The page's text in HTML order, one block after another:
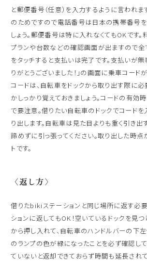
と郵便番号（任意）を入力するように言われま
のためですので電話番号は日本の携帯番号
しょう。郵便番号は特に入れなくてもOKです。
プランや台数などの確認画面が出ますので全
をタッチすると支払いは完了です。支払いが無
りがとうございました！」の画面に乗車コード
コードは、自転車をドックから取り出す際に
かしっかり覚えておきましょう。コードの有効
で要注意。借りたい自転車のドックでコード
り出します。自転車は見た目よりも重く引き出
諦めずに引っ張ってください。取り出した時
トです。
〈返し方〉
借りたbikiステーションと同じ場所に返す必
ションに返してもOK！空いているドックを見
から押し入れて、自転車のハンドルバーの下
のランプの色が緑になったことを必ず確認し
ていないと返却できておらず時間も延長されて